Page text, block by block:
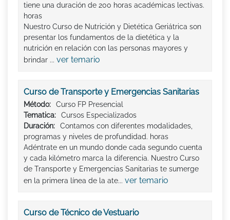
tiene una duración de 200 horas académicas lectivas.
horas
Nuestro Curso de Nutrición y Dietética Geriátrica son
presentar los fundamentos de la dietética y la
nutrición en relación con las personas mayores y
brindar ... ver temario
Curso de Transporte y Emergencias Sanitarias
Método:
Curso FP Presencial
Tematica:
Cursos Especializados
Duración:
Contamos con diferentes modalidades,
programas y niveles de profundidad. horas
Adéntrate en un mundo donde cada segundo cuenta
y cada kilómetro marca la diferencia. Nuestro Curso
de Transporte y Emergencias Sanitarias te sumerge
en la primera línea de la ate... ver temario
Curso de Técnico de Vestuario